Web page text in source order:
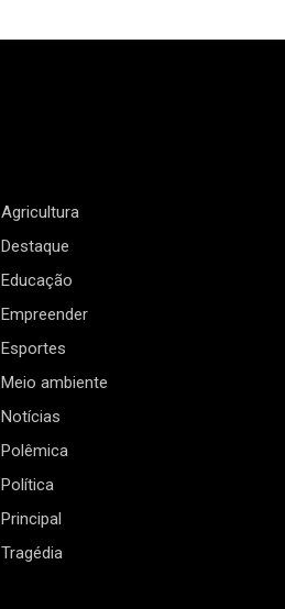
Agricultura
Destaque
Educação
Empreender
Esportes
Meio ambiente
Notícias
Polêmica
Política
Principal
Tragédia